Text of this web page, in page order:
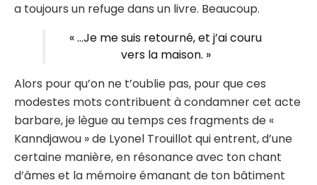
a toujours un refuge dans un livre. Beaucoup.
« …Je me suis retourné, et j’ai couru
vers la maison. »
Alors pour qu’on ne t’oublie pas, pour que ces
modestes mots contribuent à condamner cet acte
barbare, je lègue au temps ces fragments de «
Kanndjawou » de Lyonel Trouillot qui entrent, d’une
certaine manière, en résonance avec ton chant
d’âmes et la mémoire émanant de ton bâtiment